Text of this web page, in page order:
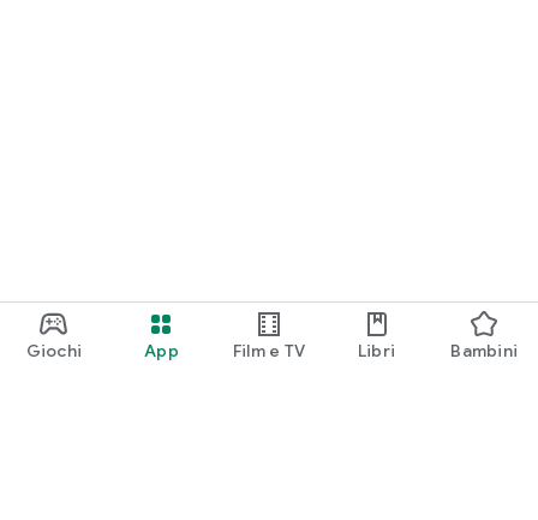
Giochi App Film e TV Libri Bambini